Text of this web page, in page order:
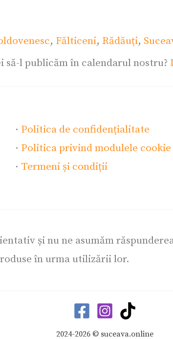
, Fălticeni, Rădăuți,
să-l publicăm în calendarul nostru?
· Politica de confidențialitate
· Politica privind modulele cookie
· Termeni și condiții
și nu ne asumăm
în urma utilizării lor.
2024-2026 © suceava.online